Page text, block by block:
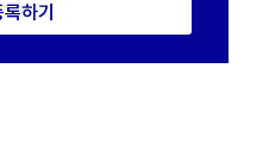
하기